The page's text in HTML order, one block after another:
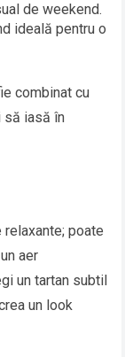
de weekend.
ideală pentru o
combinat cu
să iasă în
poate
aer
un tartan subtil
un look